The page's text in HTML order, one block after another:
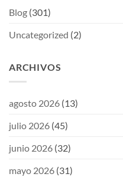
Blog (301)
Uncategorized (2)
ARCHIVOS
agosto 2026 (13)
julio 2026 (45)
junio 2026 (32)
mayo 2026 (31)